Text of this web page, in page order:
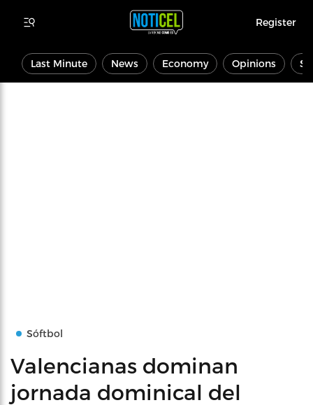
Register
Last Minute News Economy Opinions
Sóftbol
Valencianas dominan
jornada dominical del